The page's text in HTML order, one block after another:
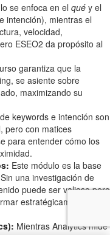
se enfoca en el qué y el
intención), mientras el
velocidad,
ESEO2 da propósito al
garantiza que la
se asiente sobre
maximizando su
keywords e intención son
pero con matices
para entender cómo los
Este módulo es la base
una investigación de
puede ser valioso pero
estratégicamente el
Mientras Analytics mide